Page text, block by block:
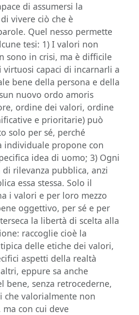
di assumersi la
vivere ciò che è
Quel nesso permette
tesi: 1) I valori non
sono in crisi, ma è difficile
capaci di incarnarli a
bene della persona e della
nuovo ordo amoris
ordine dei valori, ordine
e prioritarie) può
solo per sé, perché
individuale propone con
idea di uomo; 3) Ogni
di rilevanza pubblica, anzi
essa stessa. Solo il
i valori e per loro mezzo
oggettivo, per sé e per
la libertà di scelta alla
raccoglie cioè la
delle etiche dei valori,
aspetti della realtà
eppure sa anche
bene, senza retrocederne,
che valorialmente non
con cui deve